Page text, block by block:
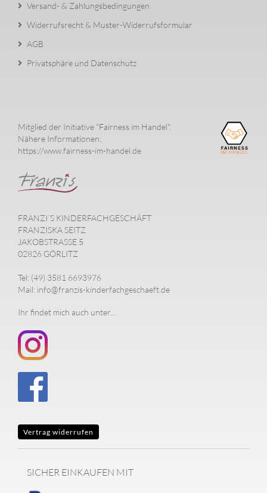
Versand- & Zahlungsbedingungen
Widerrufsrecht & Muster-Widerrufsformular
AGB
Privatsphäre und Datenschutz
Mitglied der Initiative "Fairness im Handel".
Nähere Informationen:
https://www.fairness-im-handel.de
FRANZI´S KINDERFACHGESCHÄFT
FRANZISKA SEITZ
JAKOBSTRASSE 5
02826 GÖRLITZ
Tel: (49) 3581 6693976
Mail: info@franzis-kinderfachgeschaeft.de
Ihr findet mich auch unter...
Vertrag widerrufen
SICHER EINKAUFEN MIT